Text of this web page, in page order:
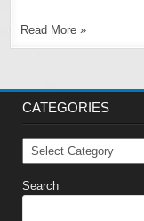
Read More »
CATEGORIES
Categories
Search